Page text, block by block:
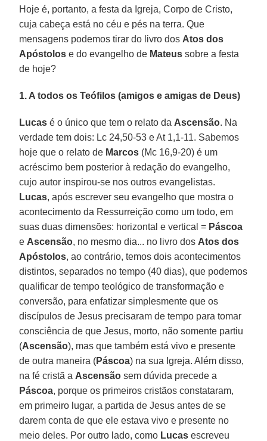
Hoje é, portanto, a festa da Igreja, Corpo de Cristo,
cuja cabeça está no céu e pés na terra. Que
mensagens podemos tirar do livro dos Atos dos
Apóstolos e do evangelho de Mateus sobre a festa
de hoje?
1. A todos os Teófilos (amigos e amigas de Deus)
Lucas é o único que tem o relato da Ascensão. Na
verdade tem dois: Lc 24,50-53 e At 1,1-11. Sabemos
hoje que o relato de Marcos (Mc 16,9-20) é um
acréscimo bem posterior à redação do evangelho,
cujo autor inspirou-se nos outros evangelistas.
Lucas, após escrever seu evangelho que mostra o
acontecimento da Ressurreição como um todo, em
suas duas dimensões: horizontal e vertical = Páscoa
e Ascensão, no mesmo dia... no livro dos Atos dos
Apóstolos, ao contrário, temos dois acontecimentos
distintos, separados no tempo (40 dias), que podemos
qualificar de tempo teológico de transformação e
conversão, para enfatizar simplesmente que os
discípulos de Jesus precisaram de tempo para tomar
consciência de que Jesus, morto, não somente partiu
(Ascensão), mas que também está vivo e presente
de outra maneira (Páscoa) na sua Igreja. Além disso,
na fé cristã a Ascensão sem dúvida precede a
Páscoa, porque os primeiros cristãos constataram,
em primeiro lugar, a partida de Jesus antes de se
darem conta de que ele estava vivo e presente no
meio deles. Por outro lado, como Lucas escreveu